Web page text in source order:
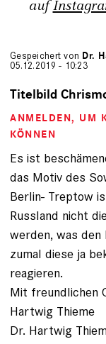
auf
Gespeichert von Dr.
05.12.2019 - 10:23
Titelbild
ANMELDEN, UM
KÖNNEN
Es ist
das Motiv des
Berlin- Treptow
Russland nicht
werden, was
zumal diese ja
reagieren.
Mit freundlichen
Hartwig Thieme
Dr. Hartwig